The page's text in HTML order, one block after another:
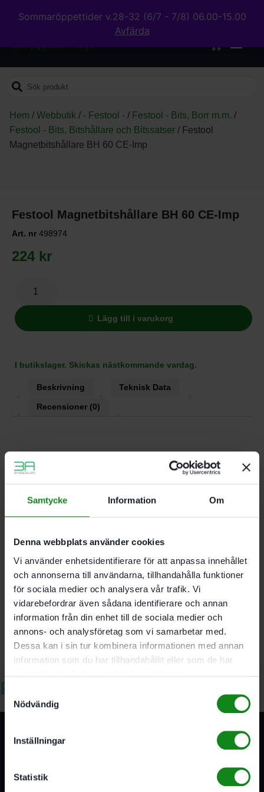
Samtycke Information Om
Denna webbplats använder cookies
Vi använder enhetsidentifierare för att anpassa innehållet
och annonserna till användarna, tillhandahålla funktioner
för sociala medier och analysera vår trafik. Vi
vidarebefordrar även sådana identifierare och annan
information från din enhet till de sociala medier och
annons- och analysföretag som vi samarbetar med.
Dessa kan i sin tur kombinera informationen med annan
information som du har tillhandahållit eller som de har
Samtyckesval
Nödvändig
Inställningar
Statistik
Sommaröppettider v.28-32 (6/7 - 7/8) 06.00-15.00
Avfärda
Hem / Webbutik / - Festool - / Festool - Bits, Borr m.m. /
Festool - Bits, Bitshållare och Bitssatser / Festool
Magnetbitshållare BH 60 CE-Imp
Festool Magnetbitshållare BH 60 CE-Imp
Art. nr 498974
224 kr
Lägg till i varukorg
I butikslager. Skickas nästkommande vardag.
Beskrivning Teknisk Data
Recensioner (0)
Det finns inga recensioner än.
Bli först med att recensera ”Festool Magnetbitshållare BH
60 CE-Imp”
Du måste vara inloggadför att skriva en recension.
Relaterade produkter